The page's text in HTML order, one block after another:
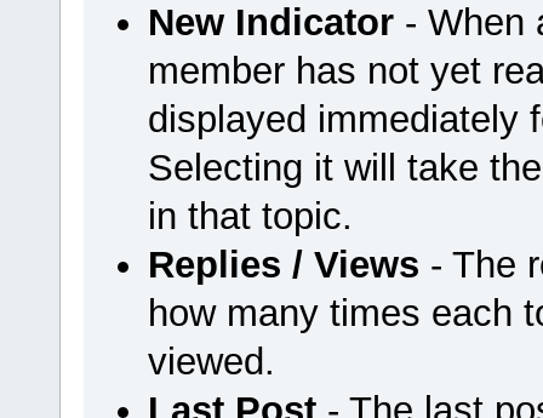
New Indicator- When
member has not yet
displayed immediately
Selecting it will take
in that topic.
Replies / Views - The
how many times each
viewed.